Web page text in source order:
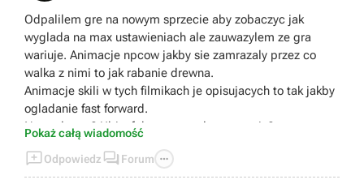
Odpalilem gre na nowym sprzecie aby zobaczyc jak
wyglada na max ustawieniach ale zauwazylem ze gra
wariuje. Animacje npcow jakby sie zamrazaly przez co
walka z nimi to jak rabanie drewna.
Animacje skili w tych filmikach je opisujacych to tak jakby
ogladanie fast forward.
Normalne to? Ubisoft komentowal ta sytuacje?
Pokaż całą wiadomość
Odpowiedz  Forum 